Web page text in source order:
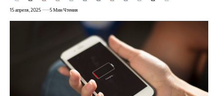
15 апреля, 2025 5 Мин Чтения